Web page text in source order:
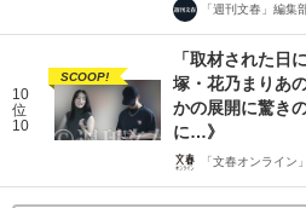
「週刊文春」編集
10
位
10
SCOOP!
「取材された日
塚・花乃まりあ
かの展開に驚き
に…》
「文春オンライン